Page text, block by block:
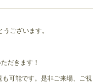
ございます。
だきます！
可能です。是非ご来場、ご視